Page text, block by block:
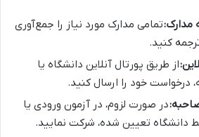
مدارک:تمامی مدارک مورد نیاز را جمع‌آوری
کنید.
از طریق پورتال آنلاین دانشگاه یا
درخواست خود را ارسال کنید.
در صورت لزوم، در آزمون ورودی یا
دانشگاه تعیین شده، شرکت نمایید.